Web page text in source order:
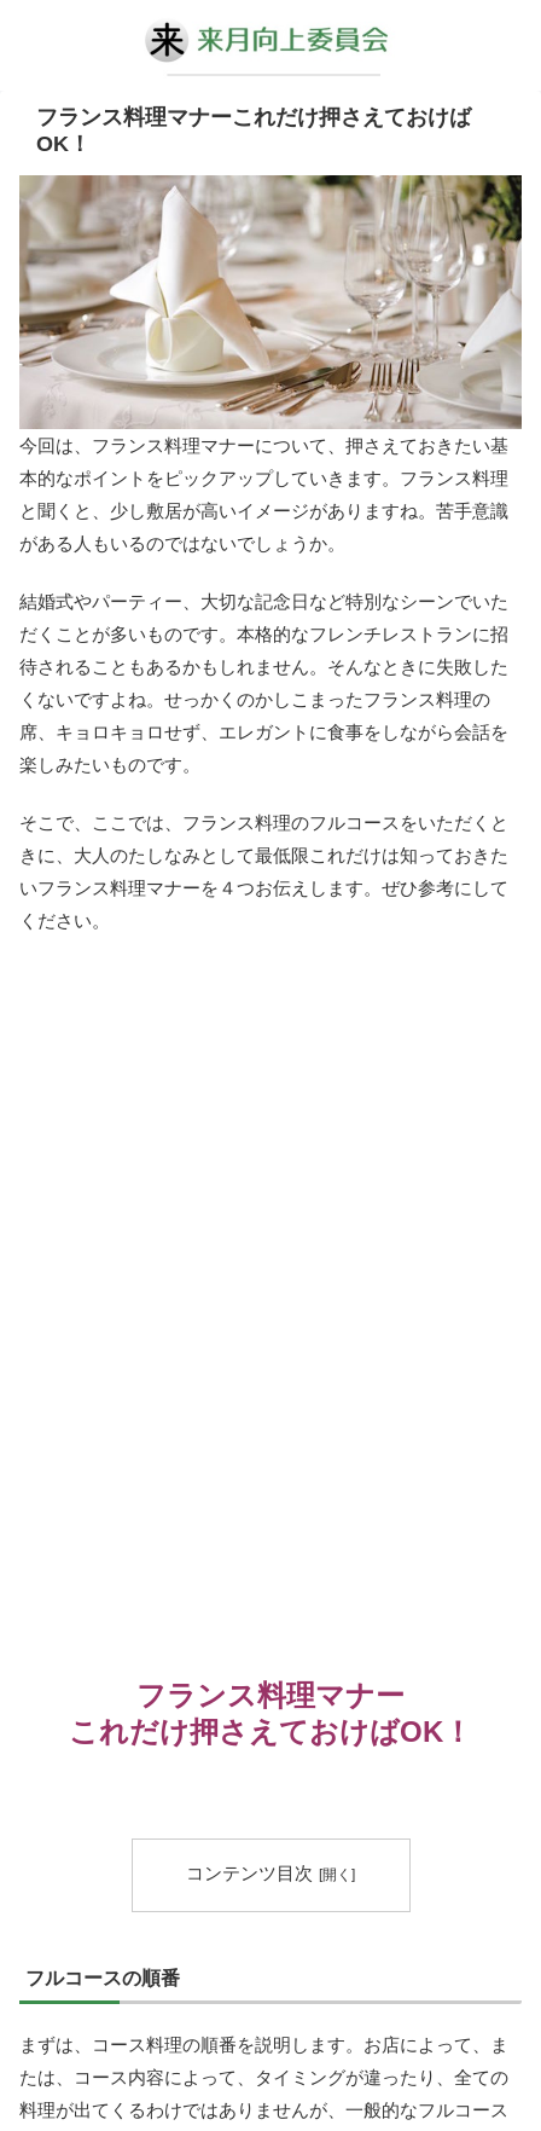
フランス料理マナーこれだけ押さえておけば
OK！
今回は、フランス料理マナーについて、押さえておきたい基
本的なポイントをピックアップしていきます。フランス料理
と聞くと、少し敷居が高いイメージがありますね。苦手意識
がある人もいるのではないでしょうか。
結婚式やパーティー、大切な記念日など特別なシーンでいた
だくことが多いものです。本格的なフレンチレストランに招
待されることもあるかもしれません。そんなときに失敗した
くないですよね。せっかくのかしこまったフランス料理の
席、キョロキョロせず、エレガントに食事をしながら会話を
楽しみたいものです。
そこで、ここでは、フランス料理のフルコースをいただくと
きに、大人のたしなみとして最低限これだけは知っておきた
いフランス料理マナーを４つお伝えします。ぜひ参考にして
ください。
フランス料理マナー
これだけ押さえておけばOK！
コンテンツ目次
フルコースの順番
まずは、コース料理の順番を説明します。お店によって、ま
たは、コース内容によって、タイミングが違ったり、全ての
料理が出てくるわけではありませんが、一般的なフルコース